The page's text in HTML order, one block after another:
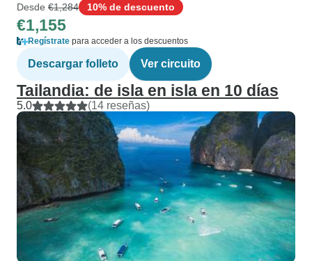
Desde €1,284 10% de descuento
€1,155
Regístrate para acceder a los descuentos
Descargar folleto Ver circuito
Tailandia: de isla en isla en 10 días
5.0 (14 reseñas)